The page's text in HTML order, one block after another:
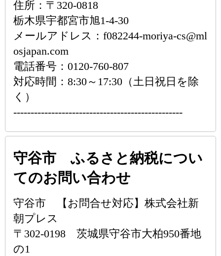
住所：〒320-0818
栃木県宇都宮市旭1-4-30
メールアドレス：f082244-moriya-cs@ml
osjapan.com
電話番号：0120-760-807
対応時間：8:30～17:30（土日祝日を除
く）
-------------------------------------------------
守谷市 ふるさと納税につい
てのお問い合わせ
守谷市 【お問合せ対応】株式会社新
朝プレス
〒302-0198 茨城県守谷市大柏950番地
の1